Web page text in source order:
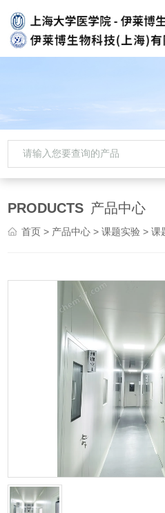
PRODUCTS 产品中心
首页 > 产品中心 >课题实验 >课